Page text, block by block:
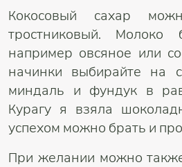
Кокосовый сахар
тростниковый. Молоко
например овсяное или
начинки выбирайте на
миндаль и фундук в
Курагу я взяла
успехом можно брать и
При желании можно